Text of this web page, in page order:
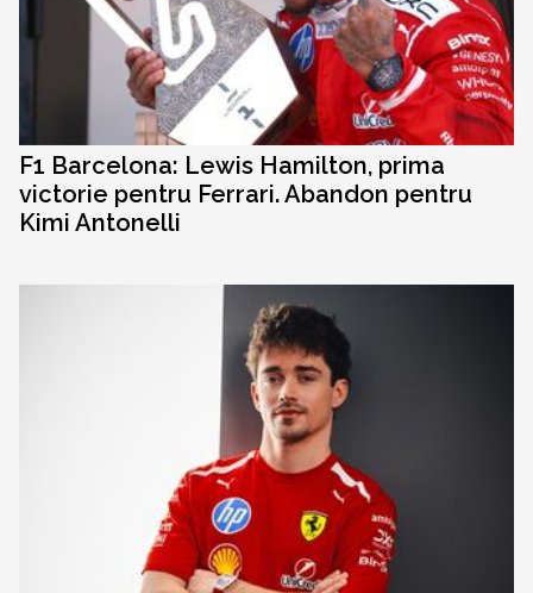
F1 Barcelona: Lewis Hamilton, prima
victorie pentru Ferrari. Abandon pentru
Kimi Antonelli